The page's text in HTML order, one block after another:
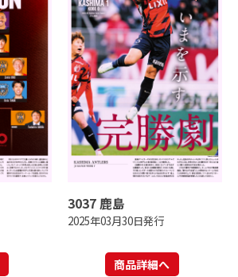
3037 鹿島
2025年03月30日発行
商品詳細へ